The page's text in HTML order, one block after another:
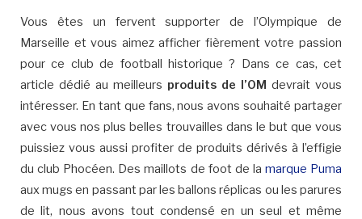
Vous êtes un fervent supporter de l’Olympique de
Marseille et vous aimez afficher fièrement votre passion
pour ce club de football historique ? Dans ce cas, cet
article dédié au meilleurs produits de l’OM devrait vous
intéresser. En tant que fans, nous avons souhaité partager
avec vous nos plus belles trouvailles dans le but que vous
puissiez vous aussi profiter de produits dérivés à l’effigie
du club Phocéen. Des maillots de foot de la marque Puma
aux mugs en passant par les ballons réplicas ou les parures
de lit, nous avons tout condensé en un seul et même